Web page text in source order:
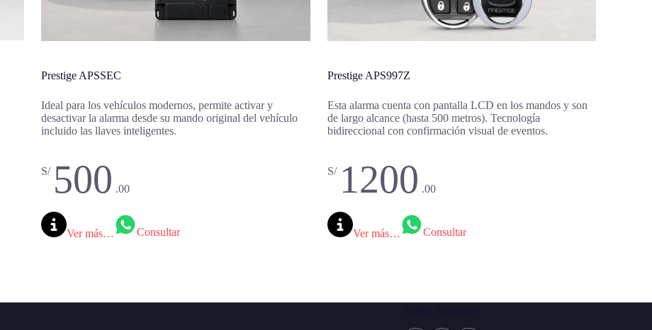
Prestige APSSEC
Ideal para los vehículos modernos, permite activar y
desactivar la alarma desde su mando original del vehículo
incluido las llaves inteligentes.
S/ 500 .00
Ver más… Consultar
Prestige APS997Z
Esta alarma cuenta con pantalla LCD en los mandos y son
de largo alcance (hasta 500 metros). Tecnología
bidireccional con confirmación visual de eventos.
S/ 1200 .00
Ver más… Consultar